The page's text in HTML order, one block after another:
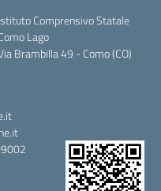
Comprensivo Statale
Lago
Brambilla 49 - Como (CO)